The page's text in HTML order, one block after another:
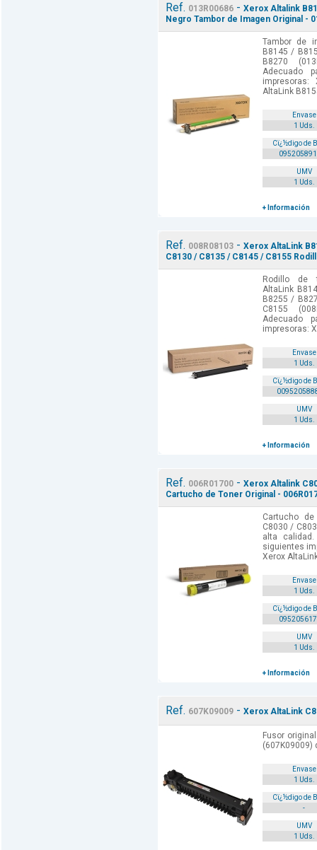
Ref. 013R00686- Xerox Altalink
Negro Tambor de Imagen Original -
Tambor de
B8145 /
B8270
Adecuado
impresoras:
AltaLink
Envase
1 Uds.
Cï¿½digo de
UMV
1 Uds.
+ Información
Ref. 008R08103- Xerox AltaLink
C8130 / C8135 / C8145 / C8155
Rodillo de
AltaLink
B8255 /
C8155
Adecuado
impresoras:
Envase
1 Uds.
Cï¿½digo de
UMV
1 Uds.
+ Información
Ref. 006R01700- Xerox Altalink
Cartucho de Toner Original -
Cartucho
C8030 /
alta
siguientes
Xerox
Envase
1 Uds.
Cï¿½digo de
UMV
1 Uds.
+ Información
Ref. 607K09009- Xerox AltaLink
Fusor
(607K09009)
Envase
1 Uds.
Cï¿½digo de
-
UMV
1 Uds.